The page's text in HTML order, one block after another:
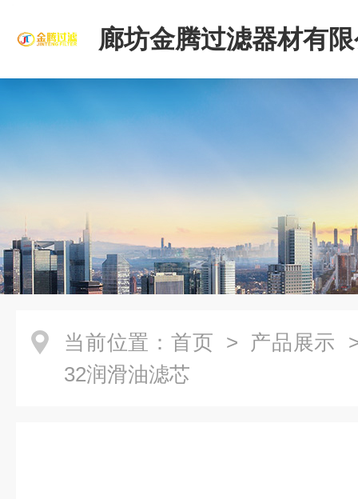
廊坊金腾过滤器材有
当前位置： 首页 > 产品展示
32润滑油滤芯